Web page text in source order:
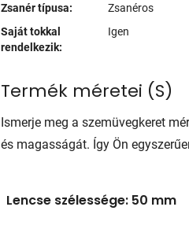
Zsanér típusa:
Zsanéros
Saját tokkal
rendelkezik:
Igen
Termék méretei (S)
Ismerje meg a szemüvegkeret
és magasságát. Így Ön
Lencse szélessége: 50 mm